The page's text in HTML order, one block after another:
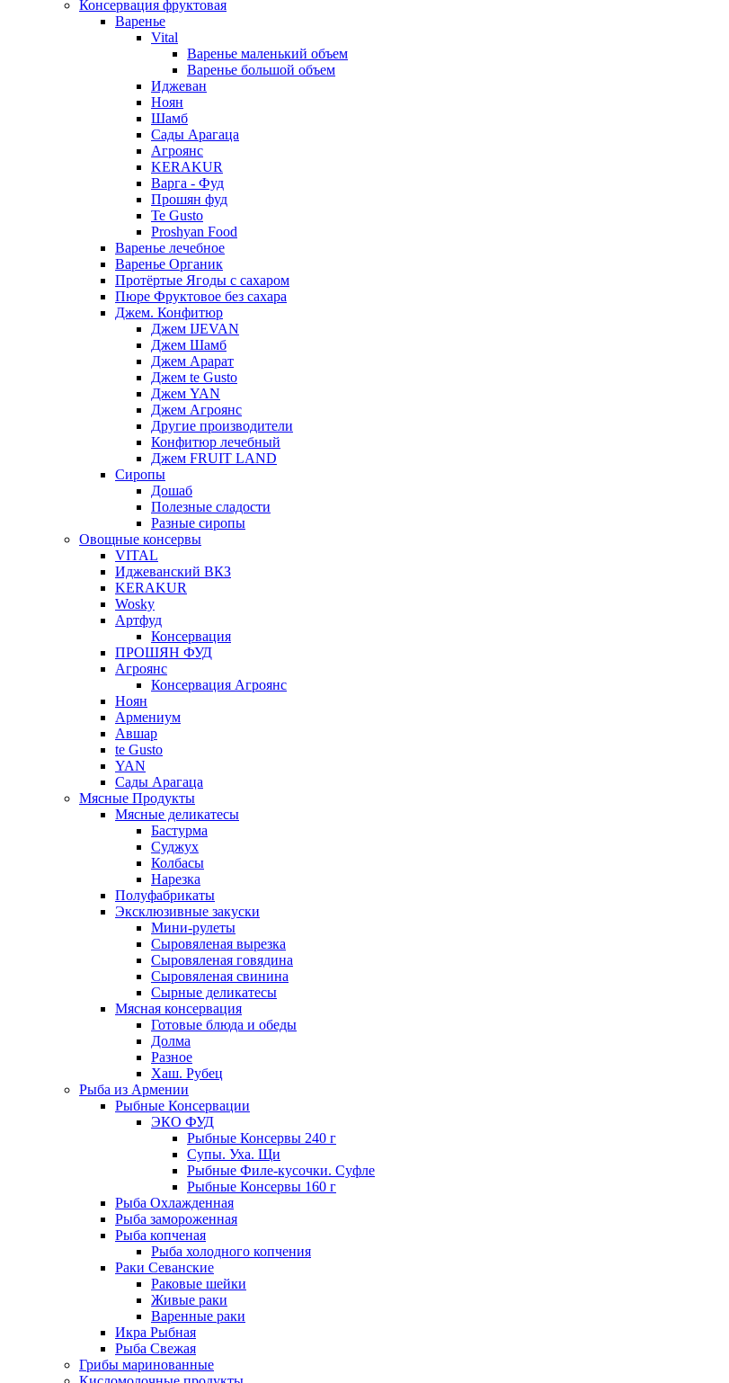
Консервация фруктовая
Варенье
Vital
Варенье маленький объем
Варенье большой объем
Иджеван
Ноян
Шамб
Сады Арагаца
Агроянс
KERAKUR
Варга - Фуд
Прошян фуд
Te Gusto
Proshyan Food
Варенье лечебное
Варенье Органик
Протёртые Ягоды с сахаром
Пюре Фруктовое без сахара
Джем. Конфитюр
Джем IJEVAN
Джем Шамб
Джем Арарат
Джем te Gusto
Джем YAN
Джем Агроянс
Другие производители
Конфитюр лечебный
Джем FRUIT LAND
Сиропы
Дошаб
Полезные сладости
Разные сиропы
Овощные консервы
VITAL
Иджеванский ВКЗ
KERAKUR
Wosky
Артфуд
Консервация
ПРОШЯН ФУД
Агроянс
Консервация Агроянс
Ноян
Армениум
Авшар
te Gusto
YAN
Сады Арагаца
Мясные Продукты
Мясные деликатесы
Бастурма
Суджух
Колбасы
Нарезка
Полуфабрикаты
Эксклюзивные закуски
Мини-рулеты
Сыровяленая вырезка
Сыровяленая говядина
Сыровяленая свинина
Сырные деликатесы
Мясная консервация
Готовые блюда и обеды
Долма
Разное
Хаш. Рубец
Рыба из Армении
Рыбные Консервации
ЭКО ФУД
Рыбные Консервы 240 г
Супы. Уха. Щи
Рыбные Филе-кусочки. Суфле
Рыбные Консервы 160 г
Рыба Охлажденная
Рыба замороженная
Рыба копченая
Рыба холодного копчения
Раки Севанские
Раковые шейки
Живые раки
Варенные раки
Икра Рыбная
Рыба Свежая
Грибы маринованные